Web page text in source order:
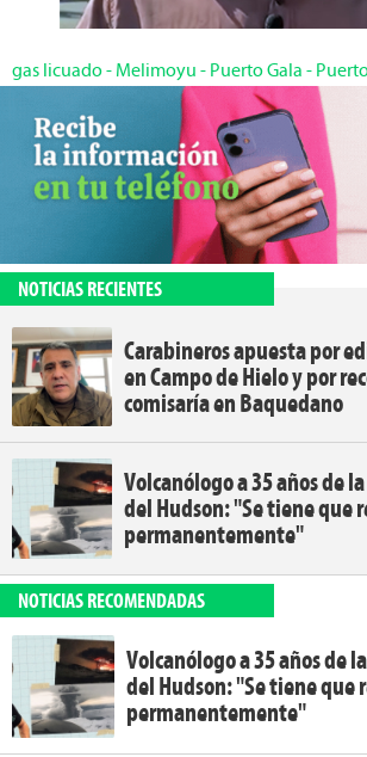
gas licuado- Melimoyu - Puerto Gala -
NOTICIAS RECIENTES
Carabineros apuesta por
en Campo de Hielo y por
comisaría en Baquedano
Volcanólogo a 35 años de
del Hudson: "Se tiene que
permanentemente"
NOTICIAS RECOMENDADAS
Volcanólogo a 35 años de
del Hudson: "Se tiene que
permanentemente"